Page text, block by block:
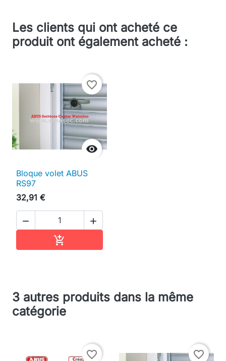
Les clients qui ont acheté ce
produit ont également acheté :

favorite_border
Bloque volet ABUS
RS97
32,91 €
 

3 autres produits dans la même
catégorie
favorite_border favorite_border